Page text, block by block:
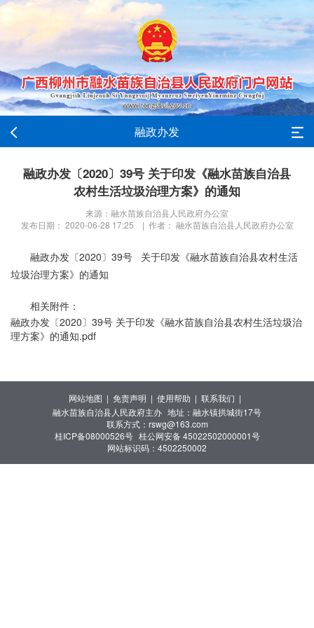
融政办发
融政办发〔2020〕39号 关于印发《融水苗族自治县
农村生活垃圾治理方案》的通知
来源：融水苗族自治县人民政府办公室
发布日期： 2020-06-28 17:25 | 作者： 融水苗族自治县人民政府办公室
融政办发〔2020〕39号 关于印发《融水苗族自治县农村生活
垃圾治理方案》的通知
相关附件：
融政办发〔2020〕39号 关于印发《融水苗族自治县农村生活垃圾治
理方案》的通知.pdf
网站地图 | 免责声明 | 使用帮助 | 联系我们 |
融水苗族自治县人民政府主办 地址：融水镇拱城街17号
联系方式：rswg@163.com
桂ICP备08000526号 桂公网安备 45022502000001号
网站标识码：4502250002